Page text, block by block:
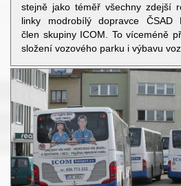
stejně jako téměř všechny zdejší
linky modrobílý dopravce ČSAD
člen skupiny ICOM. To víceméně
složení vozového parku i výbavu